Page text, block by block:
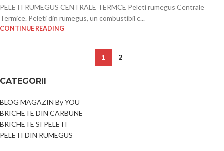
PELETI RUMEGUS CENTRALE TERMCE Peleti rumegus Centrale
Termice. Peleti din rumegus, un combustibil c...
CONTINUE READING
1 2
CATEGORII
BLOG MAGAZIN By YOU
BRICHETE DIN CARBUNE
BRICHETE SI PELETI
PELETI DIN RUMEGUS